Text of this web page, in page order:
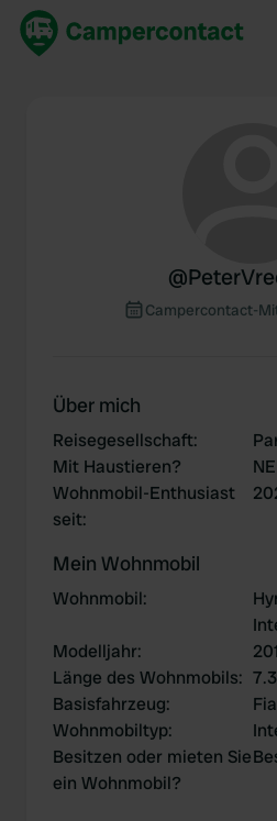
@
Campercontact-
Über mich
Reisegesellschaft:
Mit Haustieren?
Wohnmobil-Enthusiast
seit:
Mein Wohnmobil
Wohnmobil:
Modelljahr:
Länge des Wohnmobils:
Basisfahrzeug:
Wohnmobiltyp:
Besitzen oder mieten Sie
ein Wohnmobil?